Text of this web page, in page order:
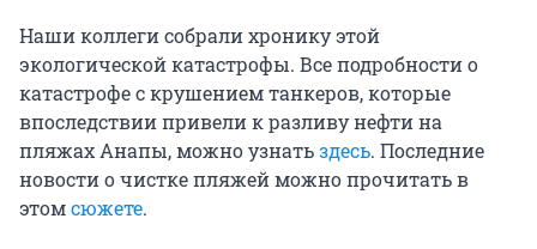
Наши коллеги собрали хронику этой
экологической катастрофы. Все подробности о
катастрофе с крушением танкеров, которые
впоследствии привели к разливу нефти на
пляжах Анапы, можно узнатьздесь. Последние
новости о чистке пляжей можно прочитать в
этомсюжете.